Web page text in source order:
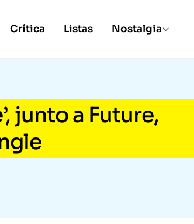
Crítica Listas Nostalgia
junto a Future,